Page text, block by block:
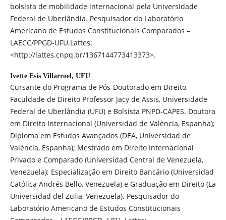
bolsista de mobilidade internacional pela Universidade
Federal de Uberlândia. Pesquisador do Laboratório
Americano de Estudos Constitucionais Comparados –
LAECC/PPGD-UFU.Lattes:
<http://lattes.cnpq.br/1367144773413373>.
Ivette Esis Villarroel, UFU
Cursante do Programa de Pós-Doutorado em Direito,
Faculdade de Direito Professor Jacy de Assis, Universidade
Federal de Uberlândia (UFU) e Bolsista PNPD-CAPES. Doutora
em Direito Internacional (Universidad de València, Espanha);
Diploma em Estudos Avançados (DEA, Universidad de
València, Espanha); Mestrado em Direito Internacional
Privado e Comparado (Universidad Central de Venezuela,
Venezuela); Especialização em Direito Bancário (Universidad
Católica Andrés Bello, Venezuela) e Graduação em Direito (La
Universidad del Zulia, Venezuela). Pesquisador do
Laboratório Americano de Estudos Constitucionais